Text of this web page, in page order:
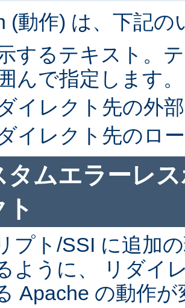
(動作) は、下記の
するテキスト。
んで指定します。
イレクト先の外
イレクト先のロ
タムエラーレ
ト
プト/SSI に追加
ように、 リダイ
Apache の動作